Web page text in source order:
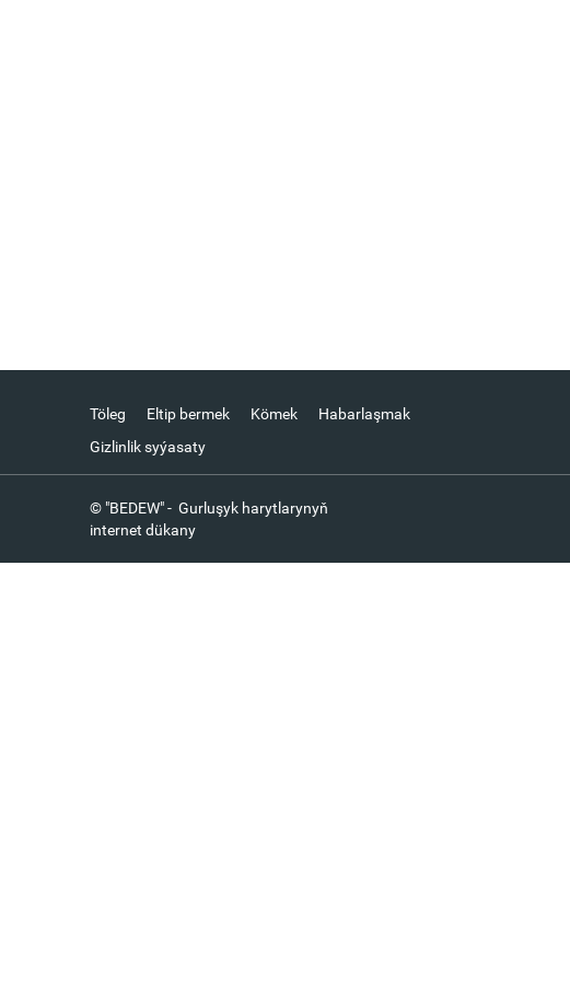
Töleg Eltip bermek Kömek
Habarlaşmak
Gizlinlik syýasaty
© "BEDEW" - Gurluşyk harytlarynyň
internet dükany